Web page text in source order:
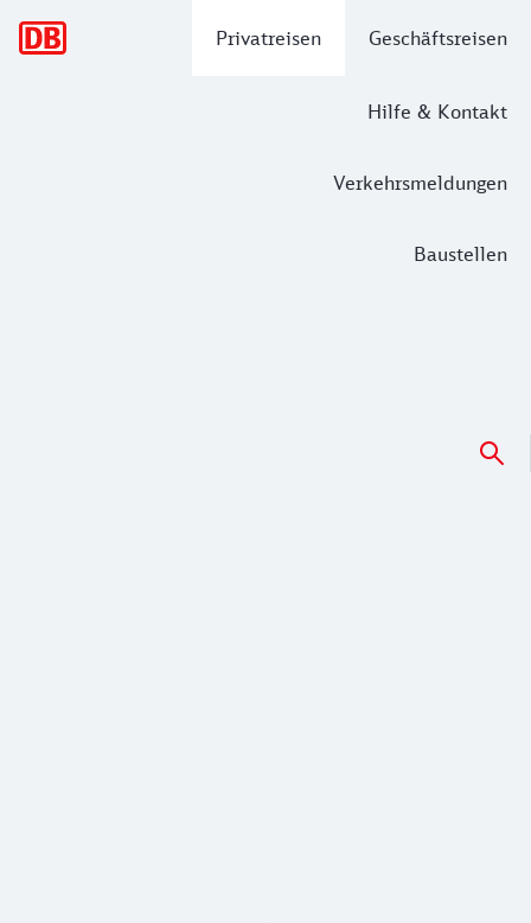
Privatreisen Geschäftsreisen
Hilfe & Kontakt
Verkehrsmeldungen
Baustellen